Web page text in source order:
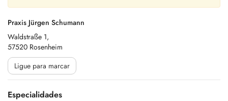
Praxis Jürgen Schumann
Waldstraße 1,
57520 Rosenheim
Ligue para marcar
Especialidades